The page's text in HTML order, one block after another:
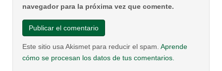
navegador para la próxima vez que comente.
Este sitio usa Akismet para reducir el spam. Aprende
cómo se procesan los datos de tus comentarios.